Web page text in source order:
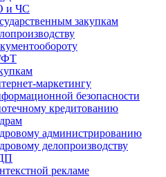
и ЧС
закупкам
ФТ
маркетингу
безопасности
кредитованию
администрированию
делопроизводству
рекламе